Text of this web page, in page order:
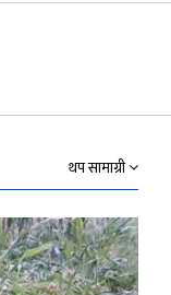
थप सामाग्री